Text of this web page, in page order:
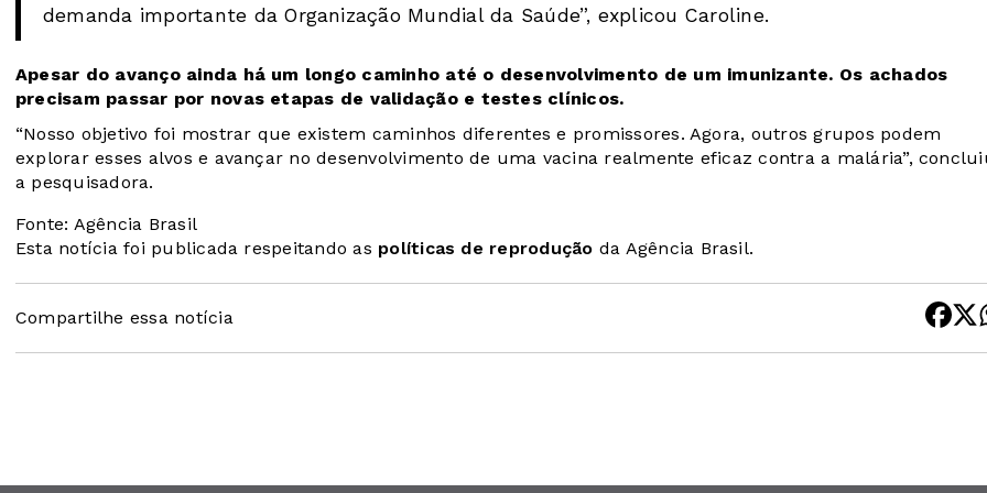
demanda importante da Organização Mundial da Saúde”, explicou Caroline.
Apesar do avanço ainda há um longo caminho até o desenvolvimento de um imunizante. Os achados
precisam passar por novas etapas de validação e testes clínicos.
“Nosso objetivo foi mostrar que existem caminhos diferentes e promissores. Agora, outros grupos podem
explorar esses alvos e avançar no desenvolvimento de uma vacina realmente eficaz contra a malária”,
a pesquisadora.
Fonte: Agência Brasil
Esta notícia foi publicada respeitando as políticas de reprodução da Agência Brasil.
Compartilhe essa notícia